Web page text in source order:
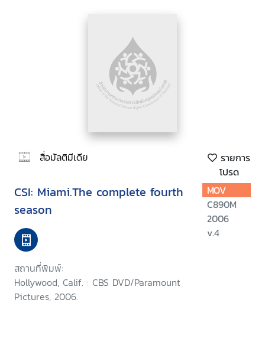
สื่อมัลติมีเดีย
รายการ
โปรด
CSI: Miami.The complete fourth
season
สถานที่พิมพ์:
Hollywood, Calif. : CBS DVD/Paramount
Pictures, 2006.
MOV
C890M
2006
v.4